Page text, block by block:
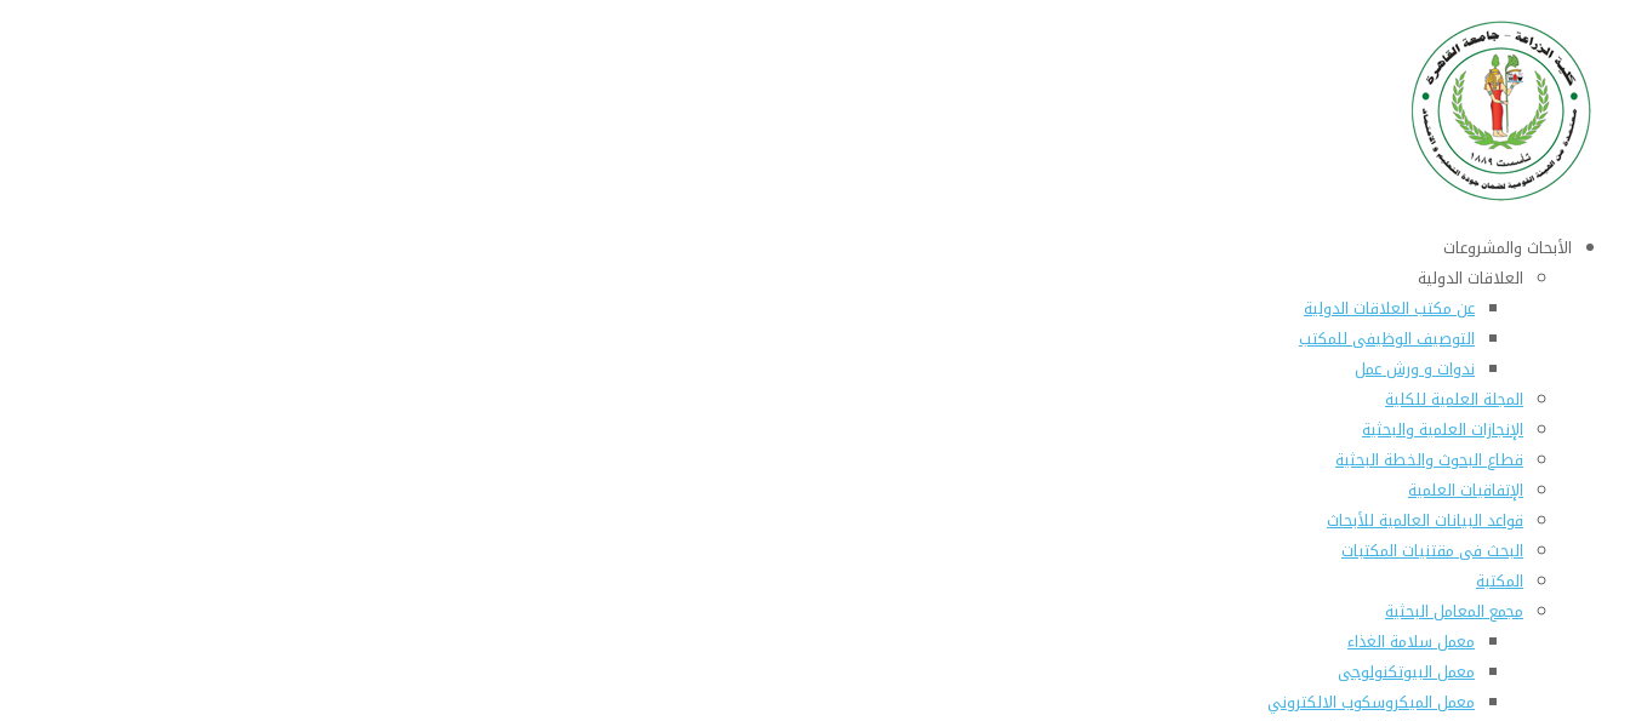
الأبحاث والمشروعات
العلاقات الدولية
عن مكتب العلاقات الدولية
التوصيف الوظيفى للمكتب
ندوات و ورش عمل
المجلة العلمية للكلية
الإنجازات العلمية والبحثية
قطاع البحوث والخطة البحثية
الإتفاقيات العلمية
قواعد البيانات العالمية للأبحاث
البحث فى مقتنيات المكتبات
المكتبة
مجمع المعامل البحثية
معمل سلامة الغذاء
معمل البيوتكنولوجى
معمل الميكروسكوب الالكتروني